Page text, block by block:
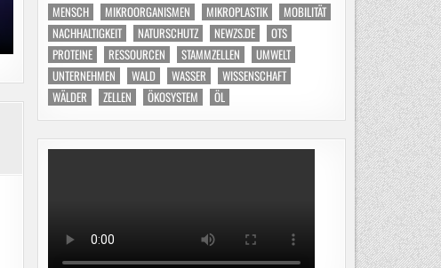
MENSCH
MIKROORGANISMEN MIKROPLASTIK
MOBILITÄT
NACHHALTIGKEIT
NATURSCHUTZ NEWZS.DE
OTS
PROTEINE
RESSOURCEN STAMMZELLEN
UMWELT
UNTERNEHMEN
WALD WASSER
WISSENSCHAFT
WÄLDER
ZELLEN ÖKOSYSTEM ÖL